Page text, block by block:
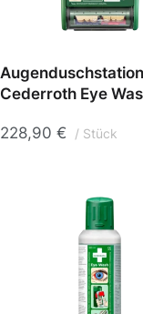
Augenduschstation
Cederroth Eye
228,90 € Stück